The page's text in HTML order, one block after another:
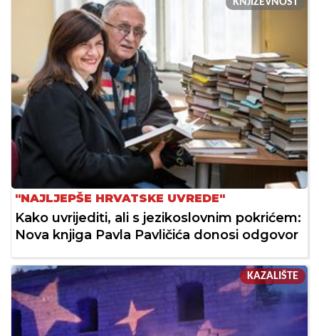
"NAJLJEPŠE HRVATSKE UVREDE"
Kako uvrijediti, ali s jezikoslovnim pokrićem:
Nova knjiga Pavla Pavličića donosi odgovor
KAZALIŠTE